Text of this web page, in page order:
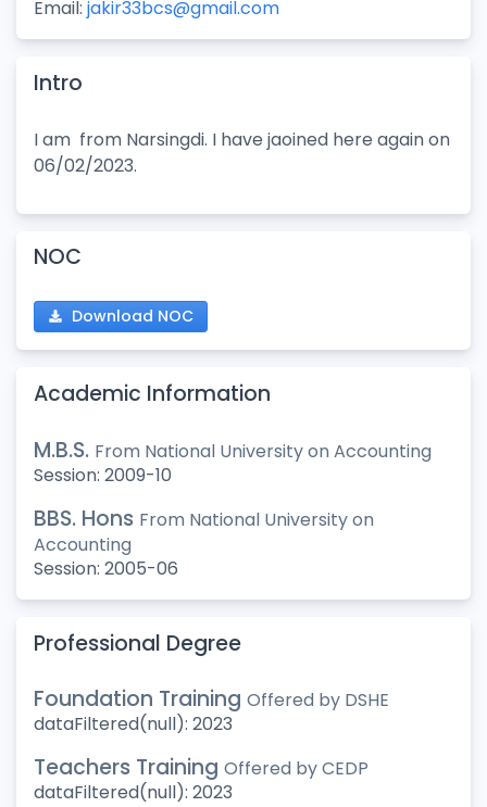
Email: jakir33bcs@gmail.com
Intro
I am from Narsingdi. I have jaoined here again on
06/02/2023.
NOC
Download NOC
Academic Information
M.B.S. From National University on Accounting
Session: 2009-10
BBS. Hons From National University on
Accounting
Session: 2005-06
Professional Degree
Foundation Training Offered by DSHE
dataFiltered(null): 2023
Teachers Training Offered byCEDP
dataFiltered(null): 2023